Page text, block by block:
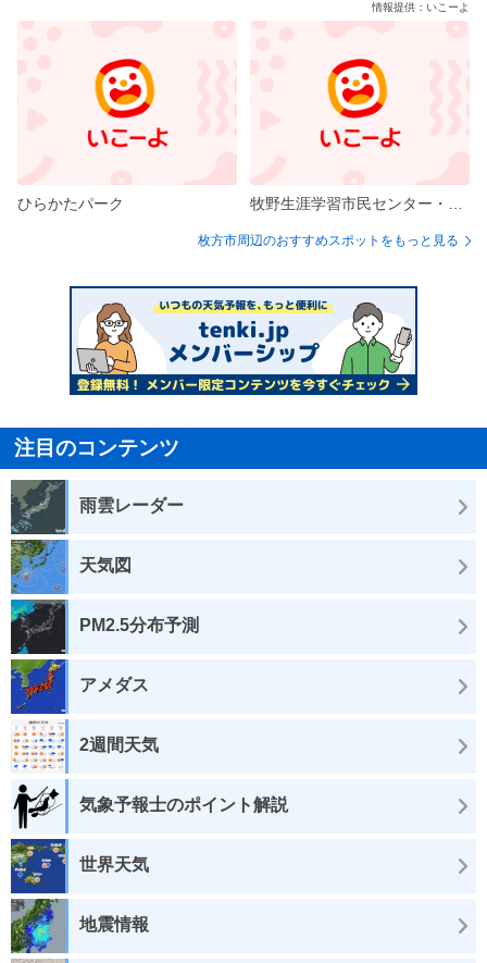
情報提供：いこーよ
ひらかたパーク
枚方市周辺のおすすめスポットをもっと見る
注目のコンテンツ
雨雲レーダー
天気図
PM2.5分布予測
アメダス
2週間天気
気象予報士のポイント解説
世界天気
地震情報